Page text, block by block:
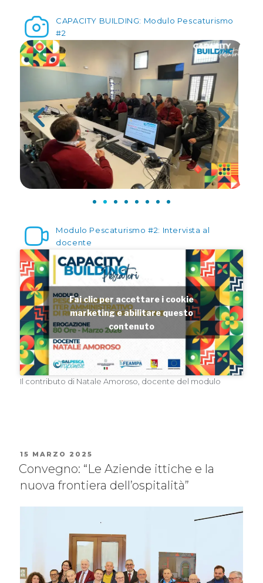
CAPACITY BUILDING: Modulo Pescaturismo
#2
Modulo Pescaturismo #2: Intervista al
docente
Fai clic per accettare i cookie
marketing e abilitare questo
contenuto
Il contributo di Natale Amoroso, docente del modulo
15 MARZO 2025
Convegno: “Le Aziende ittiche e la
nuova frontiera dell’ospitalità”